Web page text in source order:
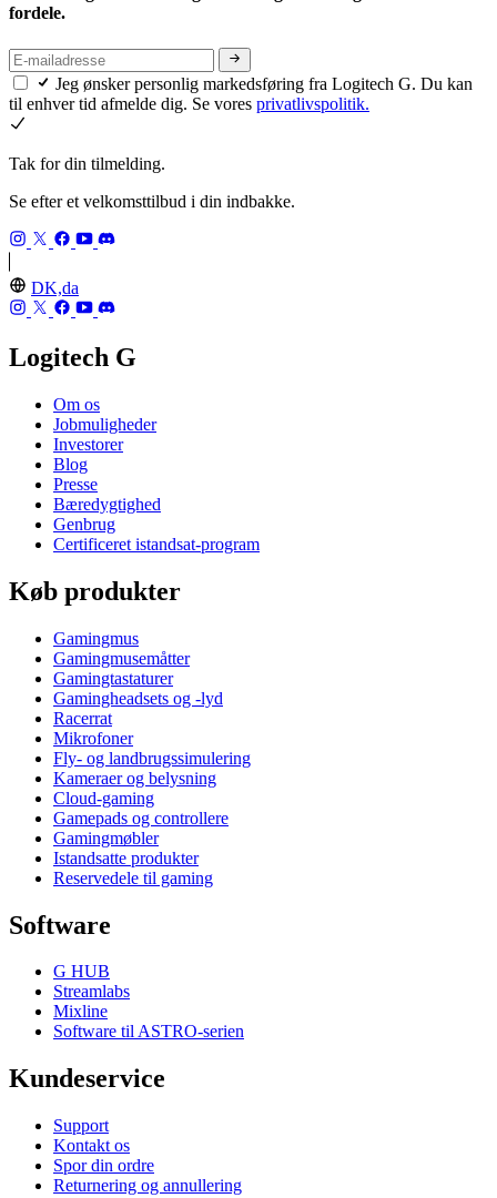
fordele.
Jeg ønsker personlig markedsføring fra Logitech G. Du kan
til enhver tid afmelde dig. Se vores privatlivspolitik.
Tak for din tilmelding.
Se efter et velkomsttilbud i din indbakke.
DK,da
Logitech G
Om os
Jobmuligheder
Investorer
Blog
Presse
Bæredygtighed
Genbrug
Certificeret istandsat-program
Køb produkter
Gamingmus
Gamingmusemåtter
Gamingtastaturer
Gamingheadsets og -lyd
Racerrat
Mikrofoner
Fly- og landbrugssimulering
Kameraer og belysning
Cloud-gaming
Gamepads og controllere
Gamingmøbler
Istandsatte produkter
Reservedele til gaming
Software
G HUB
Streamlabs
Mixline
Software til ASTRO-serien
Kundeservice
Support
Kontakt os
Spor din ordre
Returnering og annullering